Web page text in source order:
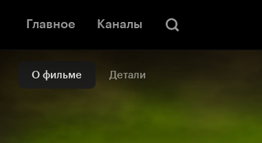
Главное Каналы
О фильме Детали